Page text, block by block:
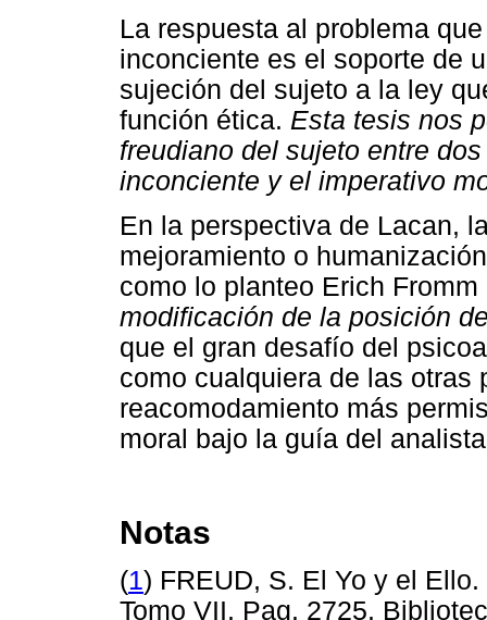
La respuesta al problema
inconciente es el soporte de
sujeción del sujeto a la ley
función ética. Esta tesis nos
freudiano del sujeto entre
inconciente y el imperativo
En la perspectiva de Lacan,
mejoramiento o
como lo planteo Erich
modificación de la posición
que el gran desafío del
como cualquiera de las otras
reacomodamiento más
moral bajo la guía del
Notas
(1) FREUD, S. El Yo y el
Tomo VII. Pag. 2725.